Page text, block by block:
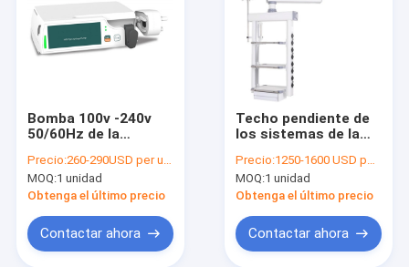
Hogar
Control de calidad
Éntrenos en contacto con
Bomba 100v -240v
50/60Hz de la
bomba de la infusión
de la notificación de
la alarma
Precio:260-290USD per unit
MOQ:1 unidad
Obtenga el último precio
Contactar ahora
Techo pendiente de
los sistemas de la
para la sala de
operaciones
endoscópica
Precio:1250-1600 USD per unit
MOQ:1 unidad
Obtenga el último precio
Contactar ahora